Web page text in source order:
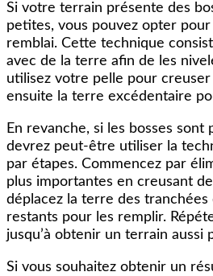
Si votre terrain présente des
petites, vous pouvez opter
remblai. Cette technique
avec de la terre afin de les
utilisez votre pelle pour
ensuite la terre excédentaire
En revanche, si les bosses sont
devrez peut-être utiliser la
par étapes. Commencez par
plus importantes en creusant
déplacez la terre des tranchées
restants pour les remplir.
jusqu’à obtenir un terrain aussi
Si vous souhaitez obtenir un